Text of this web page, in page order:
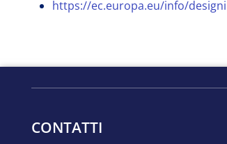
https://ec.europa.eu/info/
CONTATTI